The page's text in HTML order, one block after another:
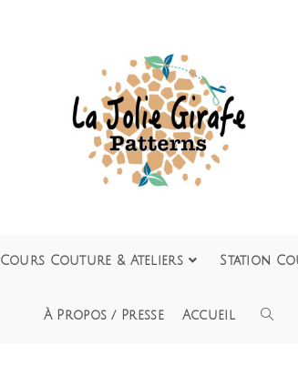
Cours Couture & Ateliers Station
À Propos / Presse Accueil